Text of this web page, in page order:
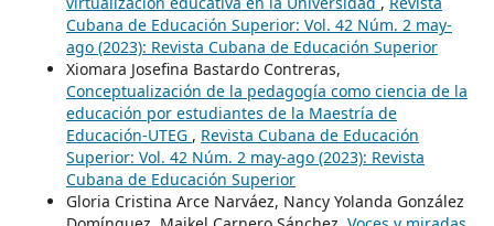
Cubana de Educación Superior: Vol. 42 Núm. 2 may-
ago (2023): Revista Cubana de Educación Superior
Xiomara Josefina Bastardo Contreras,
Conceptualización de la pedagogía como ciencia de la
educación por estudiantes de la Maestría de
Educación-UTEG , Revista Cubana de Educación
Superior: Vol. 42 Núm. 2 may-ago (2023): Revista
Cubana de Educación Superior
Gloria Cristina Arce Narváez, Nancy Yolanda González